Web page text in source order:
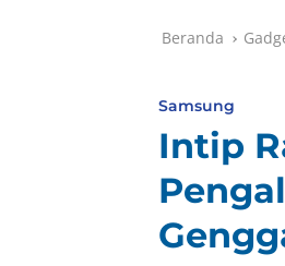
Beranda
Samsung
Intip